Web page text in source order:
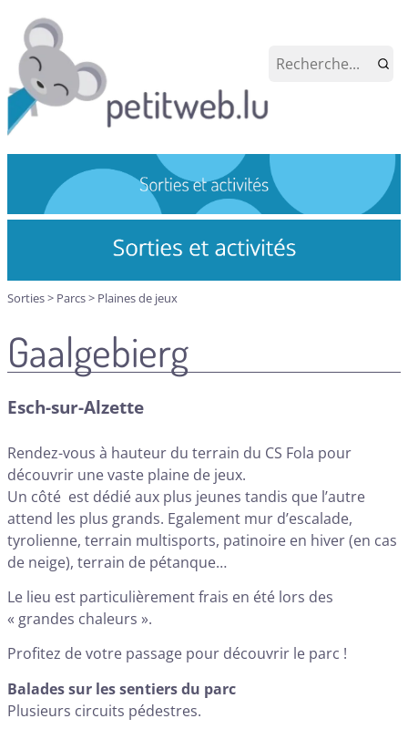
Sorties> Parcs> Plaines de jeux
Gaalgebierg
Esch-sur-Alzette
Rendez-vous à hauteur du terrain du CS Fola pour
découvrir une vaste plaine de jeux.
Un côté est dédié aux plus jeunes tandis que l’autre
attend les plus grands. Egalement mur d’escalade,
tyrolienne, terrain multisports, patinoire en hiver (en cas
de neige), terrain de pétanque…
Le lieu est particulièrement frais en été lors des
« grandes chaleurs ».
Profitez de votre passage pour découvrir le parc !
Balades sur les sentiers du parc
Plusieurs circuits pédestres.